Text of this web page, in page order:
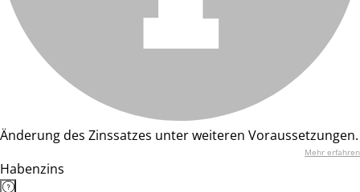
Änderung des Zinssatzes unter weiteren Voraussetzungen.
Mehr erfahren
Habenzins